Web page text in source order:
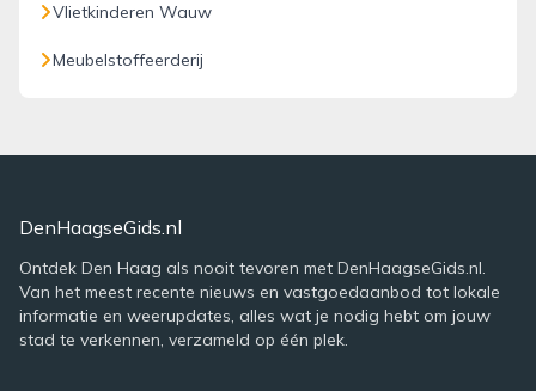
Vlietkinderen Wauw
Meubelstoffeerderij
DenHaagseGids.nl
Ontdek Den Haag als nooit tevoren met DenHaagseGids.nl.
Van het meest recente nieuws en vastgoedaanbod tot lokale
informatie en weerupdates, alles wat je nodig hebt om jouw
stad te verkennen, verzameld op één plek.